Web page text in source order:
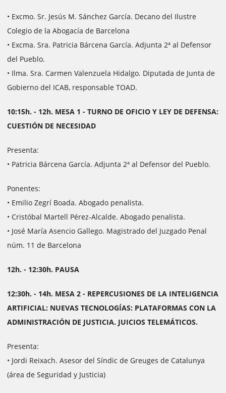
• Excmo. Sr. Jesús M. Sánchez García. Decano del Ilustre
Colegio de la Abogacía de Barcelona
• Excma. Sra. Patricia Bárcena García. Adjunta 2ª al Defensor
del Pueblo.
• Ilma. Sra. Carmen Valenzuela Hidalgo. Diputada de Junta de
Gobierno del ICAB, responsable TOAD.
10:15h. - 12h. MESA 1 - TURNO DE OFICIO Y LEY DE DEFENSA:
CUESTIÓN DE NECESIDAD
Presenta:
• Patricia Bárcena García. Adjunta 2ª al Defensor del Pueblo.
Ponentes:
• Emilio Zegrí Boada. Abogado penalista.
• Cristóbal Martell Pérez-Alcalde. Abogado penalista.
• José María Asencio Gallego. Magistrado del Juzgado Penal
núm. 11 de Barcelona
12h. - 12:30h. PAUSA
12:30h. - 14h. MESA 2 - REPERCUSIONES DE LA INTELIGENCIA
ARTIFICIAL: NUEVAS TECNOLOGÍAS: PLATAFORMAS CON LA
ADMINISTRACIÓN DE JUSTICIA. JUICIOS TELEMÁTICOS.
Presenta:
• Jordi Reixach. Asesor del Síndic de Greuges de Catalunya
(área de Seguridad y Justicia)